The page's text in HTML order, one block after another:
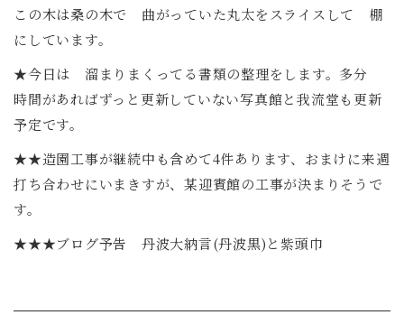
この木は桑の木で 曲がっていた丸太をスライスして 棚
にしています。
★今日は 溜まりまくってる書類の整理をします。多分
時間があればずっと更新していない写真館と我流堂も更新
予定です。
★★造園工事が継続中も含めて4件あります、おまけに来週
打ち合わせにいまきすが、某迎賓館の工事が決まりそうで
す。
★★★ブログ予告 丹波大納言(丹波黒)と紫頭巾